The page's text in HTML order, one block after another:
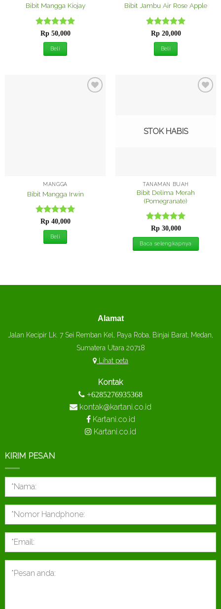
Bibit Mangga Kiojay
Dinilai5
dari 5
Rp50,000
Beli
Bibit Jambu Air Rose Apple
Dinilai5
dari 5
Rp20,000
Beli
MANGGA
Bibit Mangga Irwin
Dinilai5
dari 5
Rp40,000
Beli
STOK HABIS
TANAMAN BUAH
Bibit Delima Merah
(Pomegranate)
Dinilai5
dari 5
Rp30,000
Baca selengkapnya
Alamat
Jalan Kecipir Lk. 7 Sei Remban Kel, Paya Roba, Binjai Barat, Medan,
Sumatera Utara 20718
Lihat peta
Kontak
+6285276935368
kontak@kartani.co.id
Kartani.co.id
Kartani.co.id
KIRIM PESAN